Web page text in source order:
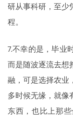
研从事科研，至少
程。
7.不幸的是，毕业
而是随波逐流去想
融，可是选择农业
多时候无缘，就像
东西，也比上那